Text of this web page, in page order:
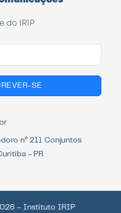
do IRIP
SE
n° 211 Conjuntos
- PR
– Instituto IRIP